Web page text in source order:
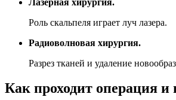
Роль скальпеля играет луч лазера.
Радиоволновая хирургия.
Разрез тканей и удаление
Как проходит операция